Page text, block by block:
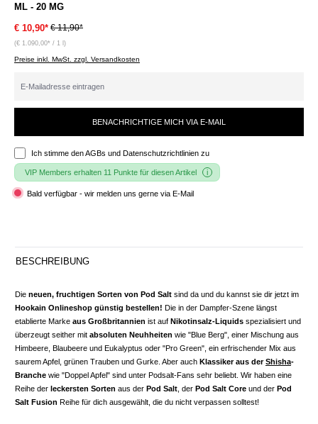
ML - 20 MG
€ 10,90* € 11,90*
(€ 1.090,00* / 1 l)
Preise inkl. MwSt. zzgl. Versandkosten
BENACHRICHTIGE MICH VIA E-MAIL
Ich stimme denAGBs und Datenschutzrichtlinien zu
VIP Members erhalten 11 Punkte für diesen Artikel
Bald verfügbar - wir melden uns gerne via E-Mail
BESCHREIBUNG
Die neuen, fruchtigen Sorten von Pod Salt sind da und du kannst sie dir jetzt im
Hookain Onlineshop günstig bestellen! Die in der Dampfer-Szene längst
etablierte Marke aus Großbritannien ist auf Nikotinsalz-Liquids spezialisiert und
überzeugt seither mit absoluten Neuhheiten wie "Blue Berg", einer Mischung aus
Himbeere, Blaubeere und Eukalyptus oder "Pro Green", ein erfrischender Mix aus
saurem Apfel, grünen Trauben und Gurke. Aber auch Klassiker aus derShisha-
Branche wie "Doppel Apfel" sind unter Podsalt-Fans sehr beliebt. Wir haben eine
Reihe der leckersten Sorten aus der Pod Salt , der Pod Salt Core und der Pod
Salt Fusion Reihe für dich ausgewählt, die du nicht verpassen solltest!